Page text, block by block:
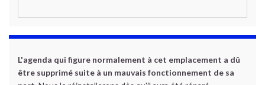
L'agenda qui figure normalement à cet emplacement a dû
être supprimé suite à un mauvais fonctionnement de sa